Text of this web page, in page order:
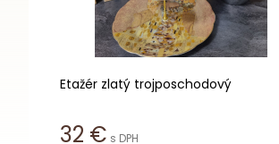
Etažér zlatý trojposchodový
Priemer spodného taniera 23 cm
32 € s DPH